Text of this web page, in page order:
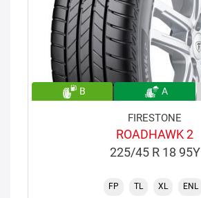
B A
FIRESTONE
ROADHAWK 2
225/45 R 18 95Y
FP TL XL ENL